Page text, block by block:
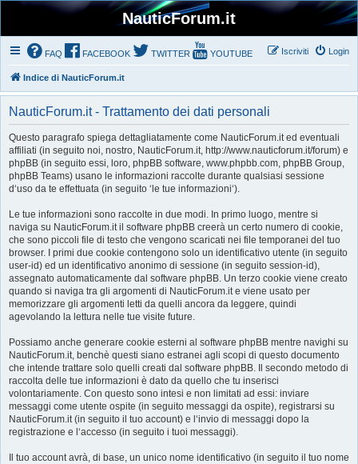
NauticForum.it
FAQ FACEBOOK TWITTER YOUTUBE Login
Iscriviti
Indice di NauticForum.it
NauticForum.it - Trattamento dei dati personali
Questo paragrafo spiega dettagliatamente come NauticForum.it ed eventuali
affiliati (in seguito noi, nostro, NauticForum.it, http://www.nauticforum.it/forum) e
phpBB (in seguito essi, loro, phpBB software, www.phpbb.com, phpBB Group,
phpBB Teams) usano le informazioni raccolte durante qualsiasi sessione
d‘uso da te effettuata (in seguito ‘le tue informazioni‘).
Le tue informazioni sono raccolte in due modi. In primo luogo, mentre si
naviga su NauticForum.it il software phpBB creerà un certo numero di cookie,
che sono piccoli file di testo che vengono scaricati nei file temporanei del tuo
browser. I primi due cookie contengono solo un identificativo utente (in seguito
user-id) ed un identificativo anonimo di sessione (in seguito session-id),
assegnato automaticamente dal software phpBB. Un terzo cookie viene creato
quando si naviga tra gli argomenti di NauticForum.it e viene usato per
memorizzare gli argomenti letti da quelli ancora da leggere, quindi
agevolando la lettura nelle tue visite future.
Possiamo anche generare cookie esterni al software phpBB mentre navighi su
NauticForum.it, benchè questi siano estranei agli scopi di questo documento
che intende trattare solo quelli creati dal software phpBB. Il secondo metodo di
raccolta delle tue informazioni è dato da quello che tu inserisci
volontariamente. Con questo sono intesi e non limitati ad essi: inviare
messaggi come utente ospite (in seguito messaggi da ospite), registrarsi su
NauticForum.it (in seguito il tuo account) e l‘invio di messaggi dopo la
registrazione e l‘accesso (in seguito i tuoi messaggi).
Il tuo account avrà, di base, un unico nome identificativo (in seguito il tuo nome